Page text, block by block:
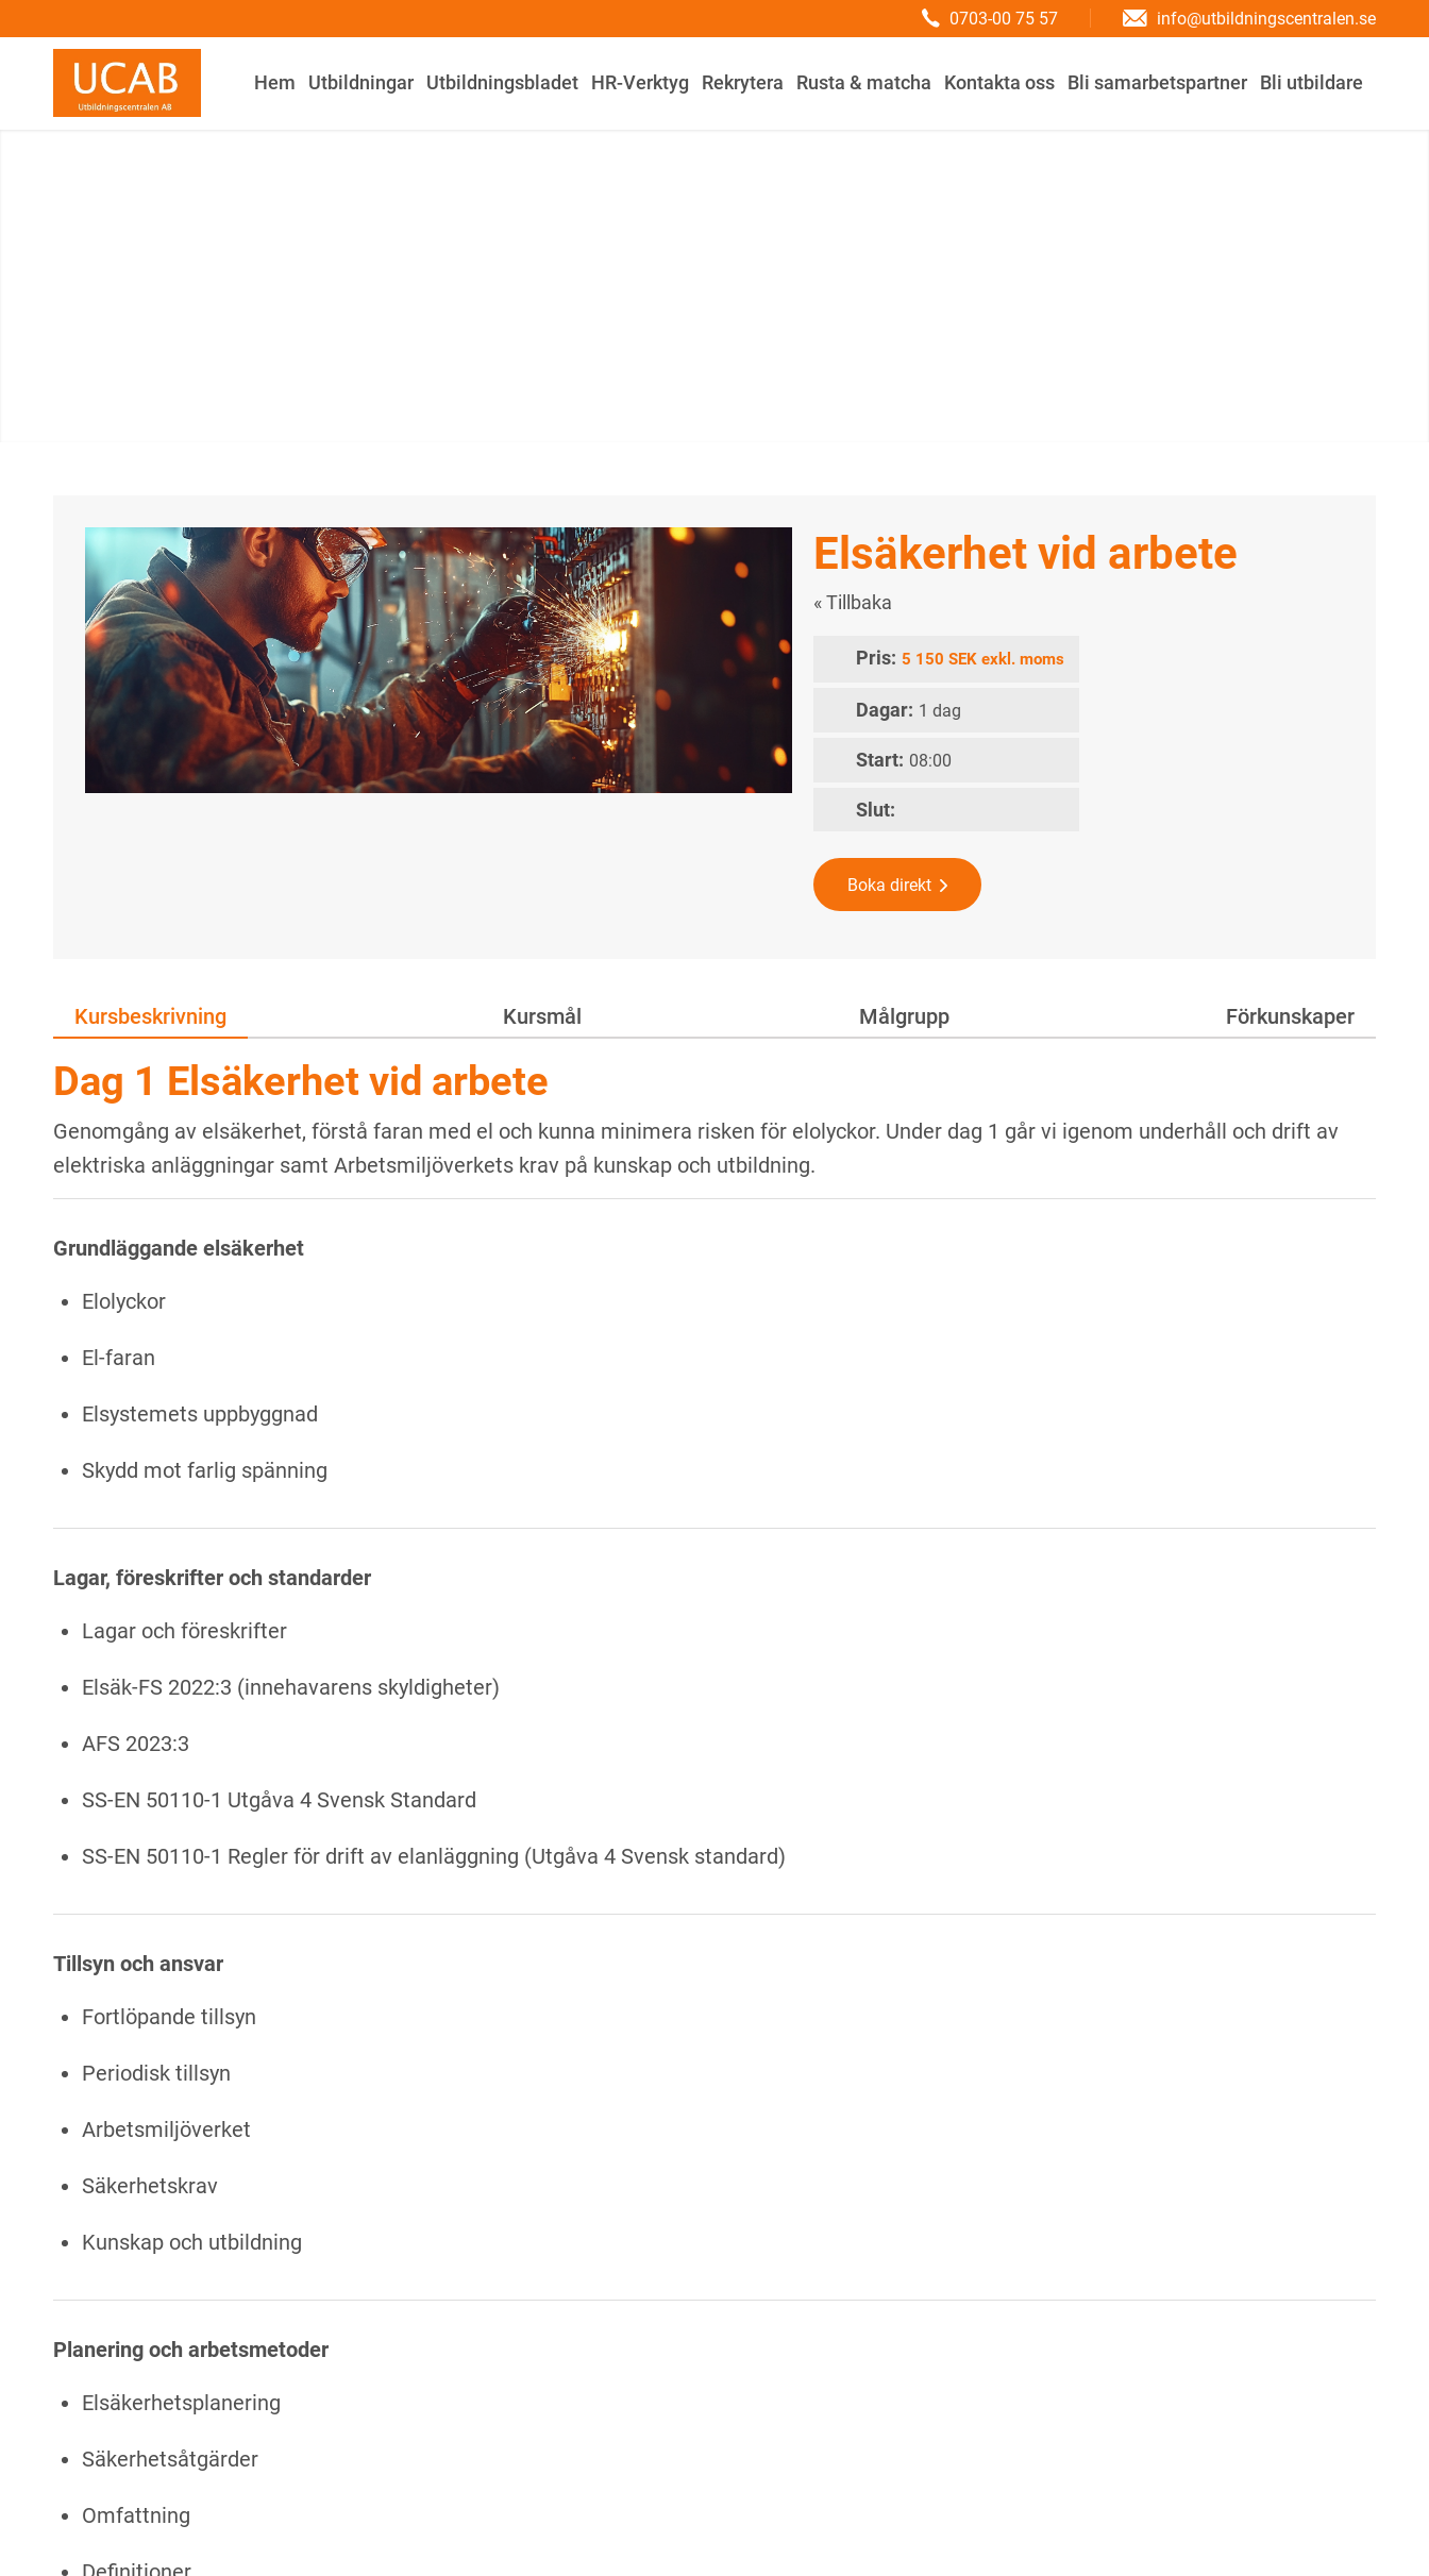
0703-00 75 57 info@utbildningscentralen.se
Hem Utbildningar Utbildningsbladet HR-Verktyg Rekrytera Rusta & matcha Kontakta oss Bli samarbetspartner Bli utbildare
Elsäkerhet vid arbete
« Tillbaka
Pris: 5 150 SEK exkl. moms
Dagar: 1 dag
Start: 08:00
Slut:
Boka direkt
Kursbeskrivning Kursmål Målgrupp Förkunskaper
Dag 1 Elsäkerhet vid arbete
Genomgång av elsäkerhet, förstå faran med el och kunna minimera risken för elolyckor. Under dag 1 går vi igenom underhåll och drift av
elektriska anläggningar samt Arbetsmiljöverkets krav på kunskap och utbildning.
Grundläggande elsäkerhet
Elolyckor
El-faran
Elsystemets uppbyggnad
Skydd mot farlig spänning
Lagar, föreskrifter och standarder
Lagar och föreskrifter
Elsäk-FS 2022:3 (innehavarens skyldigheter)
AFS 2023:3
SS-EN 50110-1 Utgåva 4 Svensk Standard
SS-EN 50110-1 Regler för drift av elanläggning (Utgåva 4 Svensk standard)
Tillsyn och ansvar
Fortlöpande tillsyn
Periodisk tillsyn
Arbetsmiljöverket
Säkerhetskrav
Kunskap och utbildning
Planering och arbetsmetoder
Elsäkerhetsplanering
Säkerhetsåtgärder
Omfattning